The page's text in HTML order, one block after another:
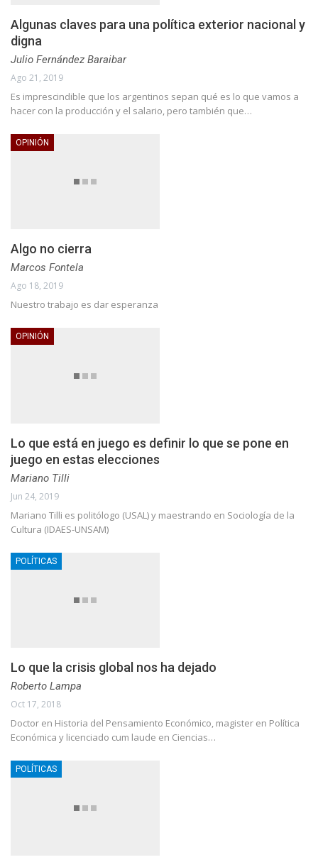
Algunas claves para una política exterior nacional y
digna
Julio Fernández Baraibar
Ago 21, 2019
Es imprescindible que los argentinos sepan qué es lo que vamos a
hacer con la producción y el salario, pero también que…
OPINIÓN
Algo no cierra
Marcos Fontela
Ago 18, 2019
Nuestro trabajo es dar esperanza
OPINIÓN
Lo que está en juego es definir lo que se pone en
juego en estas elecciones
Mariano Tilli
Jun 24, 2019
Mariano Tilli es politólogo (USAL) y maestrando en Sociología de la
Cultura (IDAES-UNSAM)
POLÍTICAS
Lo que la crisis global nos ha dejado
Roberto Lampa
Oct 17, 2018
Doctor en Historia del Pensamiento Económico, magister en Política
Económica y licenciado cum laude en Ciencias…
POLÍTICAS